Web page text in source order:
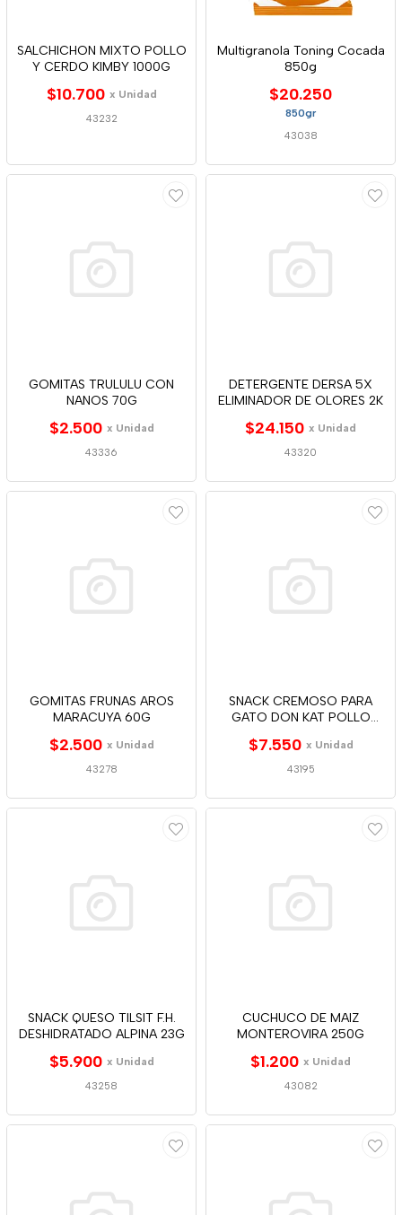
SALCHICHON MIXTO POLLO
Y CERDO KIMBY 1000G
$10.700 x Unidad
43232
Multigranola Toning Cocada
850g
$20.250
850gr
43038
GOMITAS TRULULU CON
NANOS 70G
$2.500 x Unidad
43336
DETERGENTE DERSA 5X
ELIMINADOR DE OLORES 2K
$24.150 x Unidad
43320
GOMITAS FRUNAS AROS
MARACUYA 60G
$2.500 x Unidad
43278
SNACK CREMOSO PARA
GATO DON KAT POLLO
$7.550 x Unidad
43195
SNACK QUESO TILSIT F.H.
DESHIDRATADO ALPINA 23G
$5.900 x Unidad
43258
CUCHUCO DE MAIZ
MONTEROVIRA 250G
$1.200 x Unidad
43082